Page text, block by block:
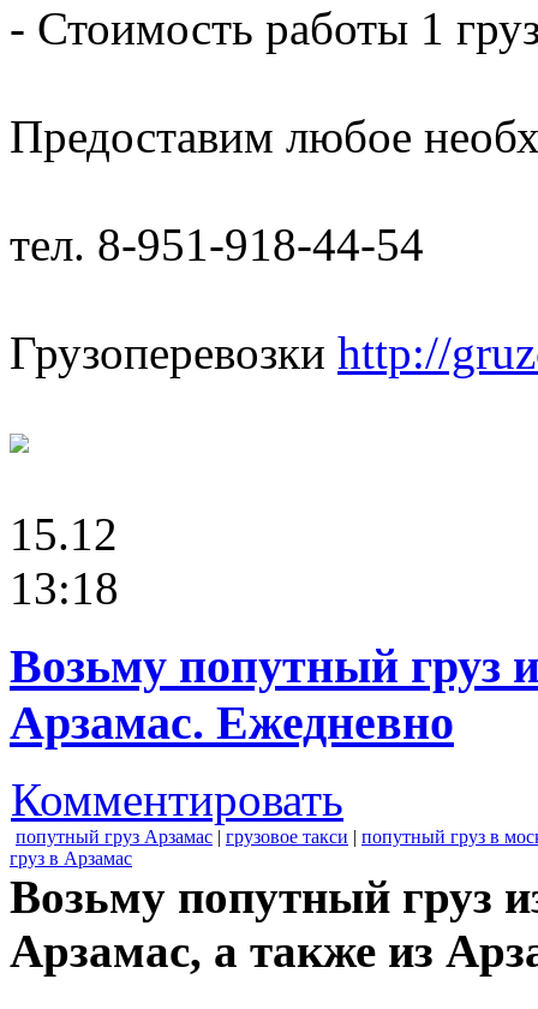
- Стоимость работы 1
Предоставим любое
тел. 8-951-918-44-54
Грузоперевозки http://
15.12
13:18
Возьму попутный груз
Арзамас. Ежедневно
Комментировать
попутный груз Арзамас | грузовое такси | попутный груз в
груз в Арзамас
Возьму попутный груз
Арзамас, а также из